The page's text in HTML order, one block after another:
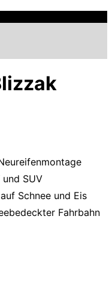
SUV
Schnee und Eis
Fahrbahn